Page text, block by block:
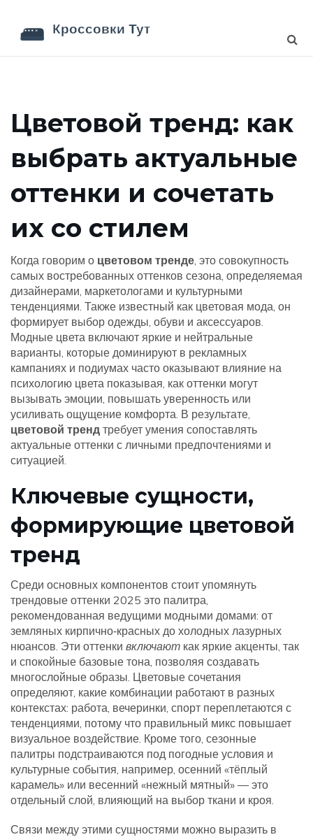
Цветовой тренд: как
выбрать актуальные
оттенки и сочетать
их со стилем
Когда говорим о цветовом тренде, это совокупность
самых востребованных оттенков сезона, определяемая
дизайнерами, маркетологами и культурными
тенденциями. Также известный как цветовая мода, он
формирует выбор одежды, обуви и аксессуаров.
Модные цвета включают яркие и нейтральные
варианты, которые доминируют в рекламных
кампаниях и подиумах часто оказывают влияние на
психологию цвета показывая, как оттенки могут
вызывать эмоции, повышать уверенность или
усиливать ощущение комфорта. В результате,
цветовой тренд требует умения сопоставлять
актуальные оттенки с личными предпочтениями и
ситуацией.
Ключевые сущности,
формирующие цветовой
тренд
Среди основных компонентов стоит упомянуть
трендовые оттенки 2025 это палитра,
рекомендованная ведущими модными домами: от
земляных кирпично‑красных до холодных лазурных
нюансов. Эти оттенки включают как яркие акценты, так
и спокойные базовые тона, позволяя создавать
многослойные образы. Цветовые сочетания
определяют, какие комбинации работают в разных
контекстах: работа, вечеринки, спорт переплетаются с
тенденциями, потому что правильный микс повышает
визуальное воздействие. Кроме того, сезонные
палитры подстраиваются под погодные условия и
культурные события, например, осенний «тёплый
карамель» или весенний «нежный мятный» — это
отдельный слой, влияющий на выбор ткани и кроя.
Связи между этими сущностями можно выразить в